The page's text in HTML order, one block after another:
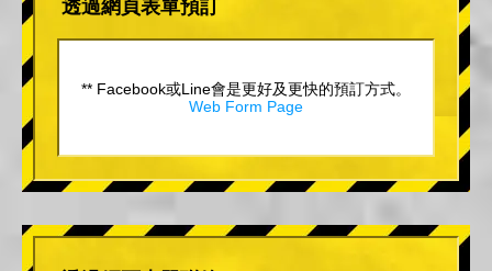
透過網頁表單預訂
** Facebook或Line會是更好及更快的預訂方式。
Web Form Page